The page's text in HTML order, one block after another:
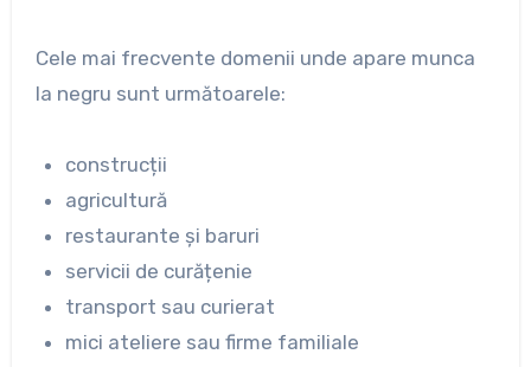
Cele mai frecvente domenii unde apare munca
la negru sunt următoarele:
construcții
agricultură
restaurante și baruri
servicii de curățenie
transport sau curierat
mici ateliere sau firme familiale